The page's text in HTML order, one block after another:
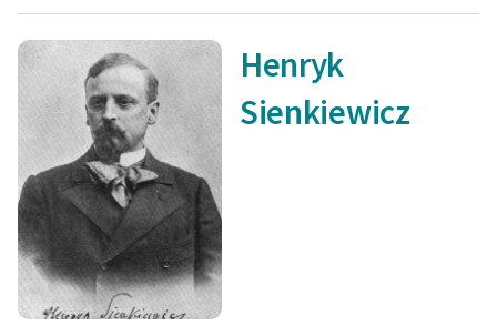
Zespół
Zasady wykorzystania
Wolnych Lektur
Logotypy
Materiały promocyjne
Polityka prywatności
Regulamin biblioteki
Henryk
Sienkiewicz